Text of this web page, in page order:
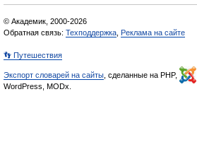
© Академик, 2000-2026
Обратная связь: Техподдержка Реклама на сайте
👣 Путешествия
Экспорт словарей на сайты , сделанные на PHP,
WordPress, MODx.